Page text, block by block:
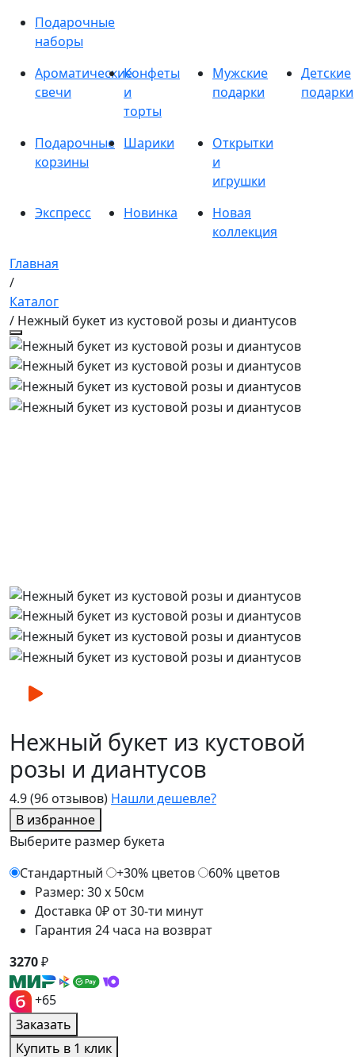
Подарочные
наборы
Ароматические
свечи
Конфеты
и
торты
Мужские
подарки
Детские
подарки
Подарочные
корзины
Шарики
Открытки
и
игрушки
Экспресс
Новинка
Новая
коллекция
Главная
/
Каталог
/ Нежный букет из кустовой розы и диантусов
4.9(96 отзывов) Нашли дешевле?
В избранное
Нежный букет из кустовой
розы и диантусов
Выберите размер букета
Стандартный
+30% цветов
60% цветов
Размер: 30 x 50см
Доставка 0₽ от 30-ти минут
Гарантия 24 часа на возврат
3270₽
+65
Заказать
Купить в 1 клик